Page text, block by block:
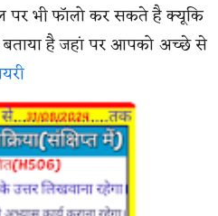
पर भी फॉलो कर सकते है क्यूकि
बताया है जहां पर आपको अच्छे से